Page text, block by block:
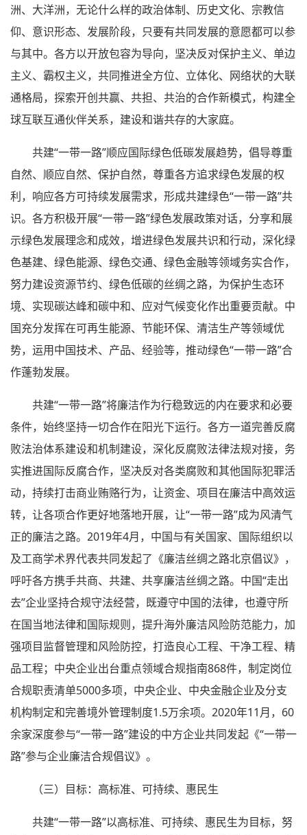
洲、大洋洲，无论什么样的政治体制、历史文化、宗教信
仰、意识形态、发展阶段，只要有共同发展的意愿都可以参
与其中。各方以开放包容为导向，坚决反对保护主义、单边
主义、霸权主义，共同推进全方位、立体化、网络状的大联
通格局，探索开创共赢、共担、共治的合作新模式，构建全
球互联互通伙伴关系，建设和谐共存的大家庭。
共建“一带一路”顺应国际绿色低碳发展趋势，倡导尊重
自然、顺应自然、保护自然，尊重各方追求绿色发展的权
利，响应各方可持续发展需求，形成共建绿色“一带一路”共
识。各方积极开展“一带一路”绿色发展政策对话，分享和展
示绿色发展理念和成效，增进绿色发展共识和行动，深化绿
色基建、绿色能源、绿色交通、绿色金融等领域务实合作，
努力建设资源节约、绿色低碳的丝绸之路，为保护生态环
境、实现碳达峰和碳中和、应对气候变化作出重要贡献。中
国充分发挥在可再生能源、节能环保、清洁生产等领域优
势，运用中国技术、产品、经验等，推动绿色“一带一路”合
作蓬勃发展。
共建“一带一路”将廉洁作为行稳致远的内在要求和必要
条件，始终坚持一切合作在阳光下运行。各方一道完善反腐
败法治体系建设和机制建设，深化反腐败法律法规对接，务
实推进国际反腐合作，坚决反对各类腐败和其他国际犯罪活
动，持续打击商业贿赂行为，让资金、项目在廉洁中高效运
转，让各项合作更好地落地开展，让“一带一路”成为风清气
正的廉洁之路。2019年4月，中国与有关国家、国际组织以
及工商学术界代表共同发起了《廉洁丝绸之路北京倡议》，
呼吁各方携手共商、共建、共享廉洁丝绸之路。中国“走出
去”企业坚持合规守法经营，既遵守中国的法律，也遵守所
在国当地法律和国际规则，提升海外廉洁风险防范能力，加
强项目监督管理和风险防控，打造良心工程、干净工程、精
品工程；中央企业出台重点领域合规指南868件，制定岗位
合规职责清单5000多项，中央企业、中央金融企业及分支
机构制定和完善境外管理制度1.5万余项。2020年11月，60
余家深度参与“一带一路”建设的中方企业共同发起《“一带一
路”参与企业廉洁合规倡议》。
（三）目标：高标准、可持续、惠民生
共建“一带一路”以高标准、可持续、惠民生为目标，努